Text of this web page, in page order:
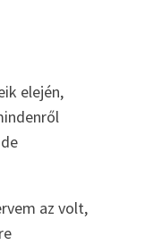
elején,
az volt,